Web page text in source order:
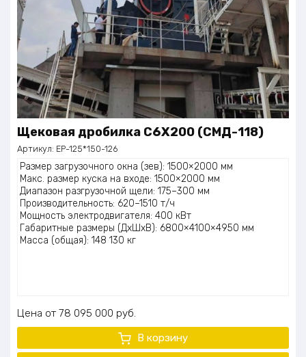
Щековая дробилка C6X200 (СМД-118)
Артикул: EP-125*150-126
Размер загрузочного окна (зев): 1500×2000 мм
Макс. размер куска на входе: 1500×2000 мм
Диапазон разгрузочной щели: 175–300 мм
Производительность: 620–1510 т/ч
Мощность электродвигателя: 400 кВт
Габаритные размеры (ДхШхВ): 6800×4100×4950 мм
Масса (общая): 148 130 кг
Цена 78 095 000 руб.
В корзину